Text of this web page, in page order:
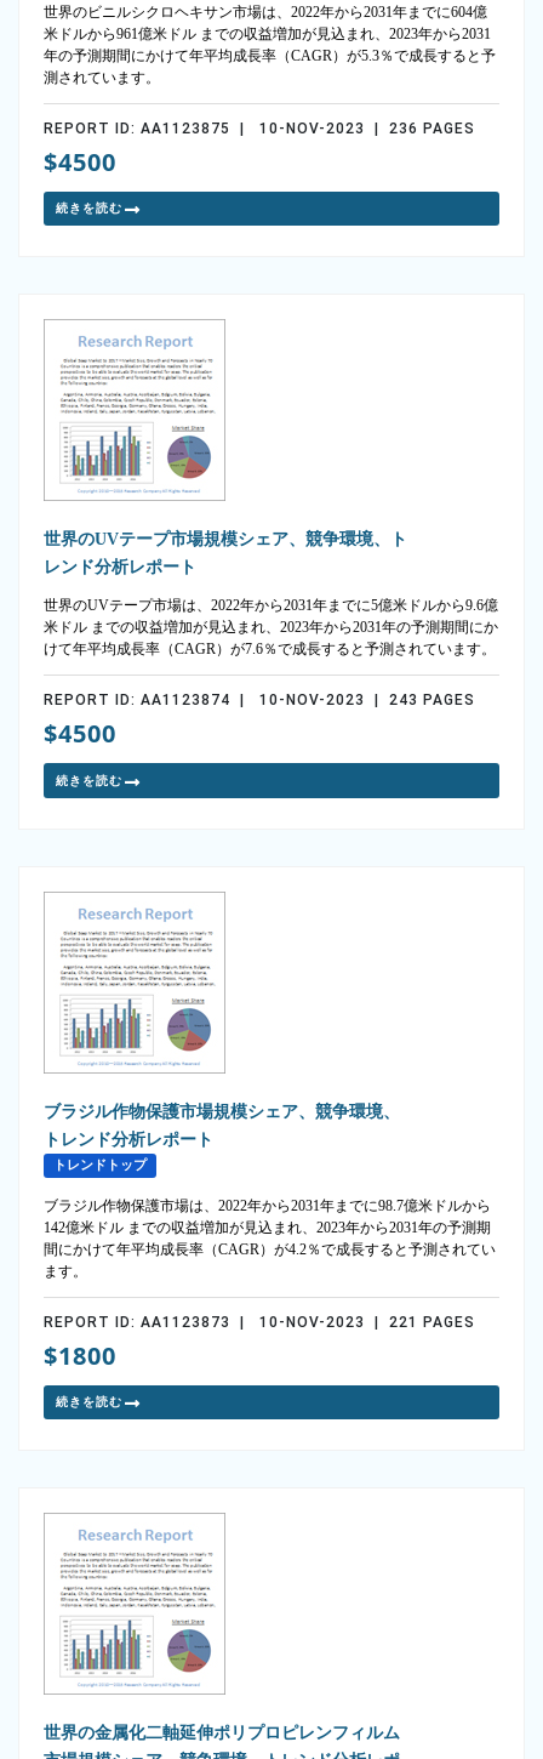
世界のビニルシクロヘキサン市場は、2022年から2031年までに604億
米ドルから961億米ドル までの収益増加が見込まれ、2023年から2031
年の予測期間にかけて年平均成長率（CAGR）が5.3％で成長すると予
測されています。
REPORT ID: AA1123875 | 10-NOV-2023 | 236 PAGES
$4500
続きを読む
世界のUVテープ市場規模シェア、競争環境、ト
レンド分析レポート
世界のUVテープ市場は、2022年から2031年までに5億米ドルから9.6億
米ドル までの収益増加が見込まれ、2023年から2031年の予測期間にか
けて年平均成長率（CAGR）が7.6％で成長すると予測されています。
REPORT ID: AA1123874 | 10-NOV-2023 | 243 PAGES
$4500
続きを読む
ブラジル作物保護市場規模シェア、競争環境、
トレンド分析レポート
トレンドトップ
ブラジル作物保護市場は、2022年から2031年までに98.7億米ドルから
142億米ドル までの収益増加が見込まれ、2023年から2031年の予測期
間にかけて年平均成長率（CAGR）が4.2％で成長すると予測されてい
ます。
REPORT ID: AA1123873 | 10-NOV-2023 | 221 PAGES
$1800
続きを読む
世界の金属化二軸延伸ポリプロピレンフィルム